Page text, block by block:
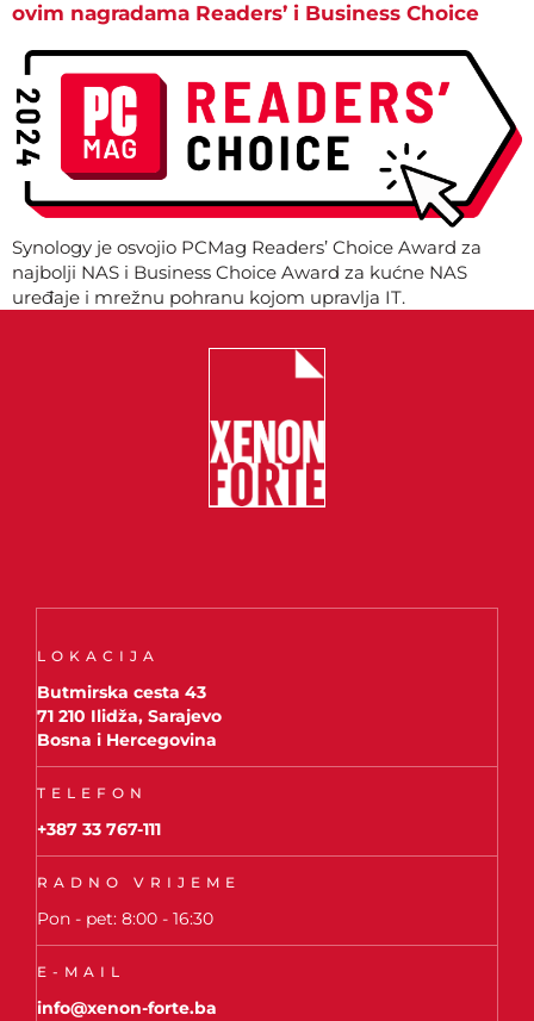
ovim nagradama Readers’ i Business Choice
Synology je osvojio PCMag Readers’ Choice Award za
najbolji NAS i Business Choice Award za kućne NAS
uređaje i mrežnu pohranu kojom upravlja IT.
LOKACIJA
Butmirska cesta 43
71 210 Ilidža, Sarajevo
Bosna i Hercegovina
TELEFON
+387 33 767-111
RADNO VRIJEME
Pon - pet: 8:00 - 16:30
E-MAIL
info@xenon-forte.ba